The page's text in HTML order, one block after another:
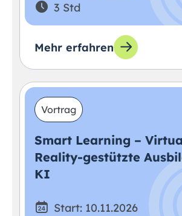
3 Std
Mehr erfahren
Vortrag
Smart Learning –
Reality-gestützte
KI
Start: 10.11.2026